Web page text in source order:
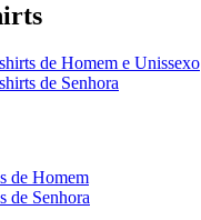
de Homem e Unissexo
de Senhora
de Homem
de Senhora